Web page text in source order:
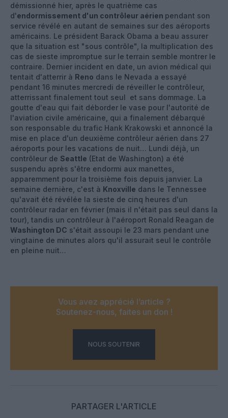
démissionné hier, après le quatrième cas
d'endormissement d'un contrôleur aérien pendant son
service révélé en autant de semaines sur des aéroports
américains. Le président Barack Obama a beau assurer
que la situation est "sous contrôle", la multiplication des
cas de sieste impromptue sur le terrain semble montrer le
contraire. Dernier incident en date, un avion médical qui
tentait d'atterrir à Reno dans le Nevada a essayé
pendant 16 minutes mercredi de réveiller le contrôleur,
atterrissant finalement tout seul et sans dommage. La
goutte d'eau qui fait déborder le vase pour l'autorité de
l'aviation civile américaine, qui a finalement débarqué
son responsable du trafic Hank Krakowski et annoncé la
mise en place d'un deuxième contrôleur aérien dans 27
aéroports pour les vacations de nuit… Lundi déjà, un
contrôleur de Seattle (Etat de Washington) a été
suspendu après s'être endormi aux manettes,
apparemment pour la troisième fois depuis janvier. La
semaine dernière, c'est à Knoxville dans le Tennessee
qu'avait été révélée la sieste de cinq heures d'un
contrôleur radar en février (mais il n'était pas seul dans la
tour), tandis un contrôleur à l'aéroport Ronald Reagan de
Washington DC s'était assoupi le 23 mars pendant une
vingtaine de minutes alors qu'il assurait seul le contrôle
en pleine nuit…
Vous avez apprécié l’article ?
Soutenez-nous, faites un don !
NOUS SOUTENIR
PARTAGER L'ARTICLE